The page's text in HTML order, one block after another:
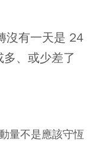
沒有一天是 24
、或少差了
量不是應該守恆